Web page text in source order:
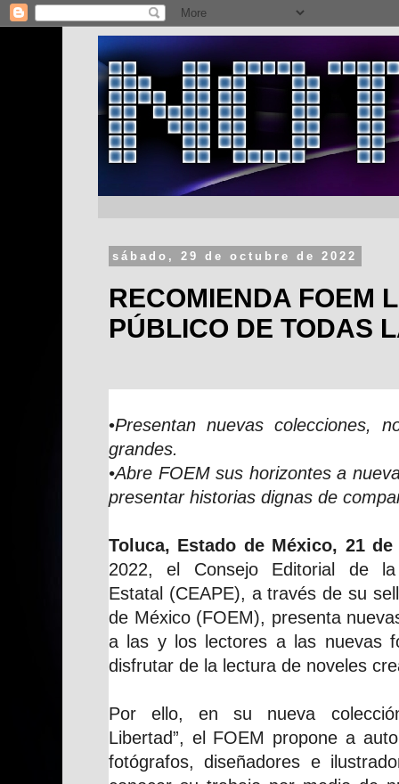
sábado, 29 de octubre de 2022
RECOMIENDA FOEM
PÚBLICO DE TODAS
•Presentan nuevas colecciones,
grandes.
•Abre FOEM sus horizontes a
presentar historias dignas de
Toluca, Estado de México, 21
2022, el Consejo Editorial de la
Estatal (CEAPE), a través de su
de México (FOEM), presenta
a las y los lectores a las nuevas
disfrutar de la lectura de noveles
Por ello, en su nueva
Libertad”, el FOEM propone a
fotógrafos, diseñadores e